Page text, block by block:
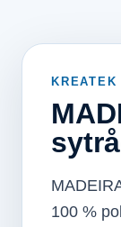
KREATEK
100 %